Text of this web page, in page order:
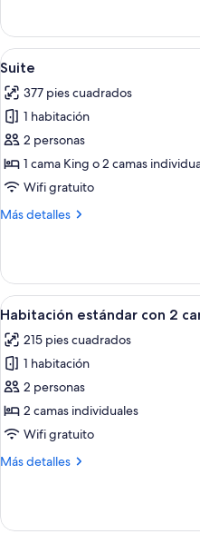
o
2
individuales
superior
con
1
matrimonial
o
individuales
Abrir
todas
las
fotos
de
Suite
10
Suite
377 pies cuadrados
1 habitación
2 personas
1 cama King o 2 camas
Wifi gratuito
Más detalles
Más
Abrir
todas
las
fotos
de
Habitación
estándar
2
12
Habitación estándar con 2
215 pies cuadrados
1 habitación
2 personas
2 camas individuales
Wifi gratuito
Más detalles
Más
estándar